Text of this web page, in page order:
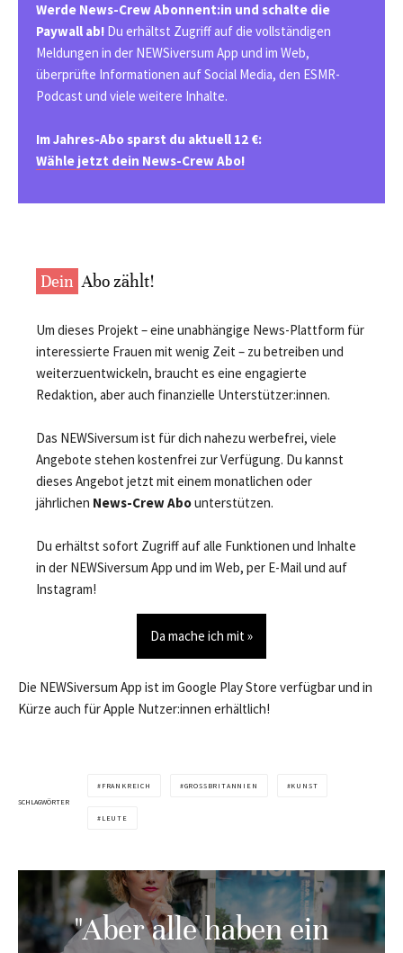
Werde News-Crew Abonnent:in und schalte die
Paywall ab! Du erhältst Zugriff auf die vollständigen
Meldungen in der NEWSiversum App und im Web,
überprüfte Informationen auf Social Media, den ESMR-
Podcast und viele weitere Inhalte.
Im Jahres-Abo sparst du aktuell 12 €:
Wähle jetzt dein News-Crew Abo!
Dein Abo zählt!
Um dieses Projekt – eine unabhängige News-Plattform für
interessierte Frauen mit wenig Zeit – zu betreiben und
weiterzuentwickeln, braucht es eine engagierte
Redaktion, aber auch finanzielle Unterstützer:innen.
Das NEWSiversum ist für dich nahezu werbefrei, viele
Angebote stehen kostenfrei zur Verfügung. Du kannst
dieses Angebot jetzt mit einem monatlichen oder
jährlichen News-Crew Abounterstützen.
Du erhältst sofort Zugriff auf alle Funktionen und Inhalte
in der NEWSiversum App und im Web, per E-Mail und auf
Instagram!
Da mache ich mit »
Die NEWSiversum App ist im Google Play Store verfügbar und in
Kürze auch für Apple Nutzer:innen erhältlich!
SCHLAGWÖRTER
FRANKREICH GROSSBRITANNIEN KUNST
LEUTE
"Aber alle haben ein